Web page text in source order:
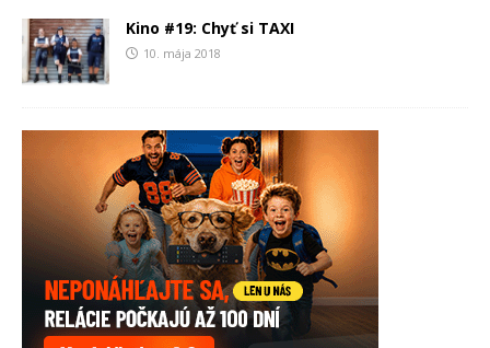
Kino #19: Chyť si TAXI
10. mája 2018